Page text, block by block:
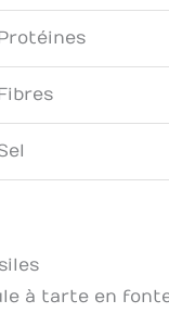
à tarte en